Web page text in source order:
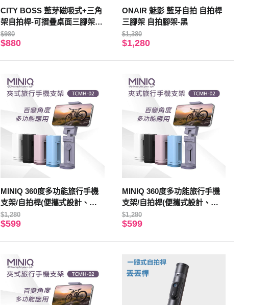
CITY BOSS 藍芽磁吸式+三角
架自拍桿-可摺疊桌面三腳架 -
粉色
$980
$880
ONAIR 魅影 藍牙自拍 自拍桿
三腳架 自拍腳架-黑
$1,380
$1,280
MINIQ 360度多功能旅行手機
支架/自拍桿(便攜式設計、易
於折疊) 黑色
$1,280
$599
MINIQ 360度多功能旅行手機
支架/自拍桿(便攜式設計、易
於折疊) 白色
$1,280
$599